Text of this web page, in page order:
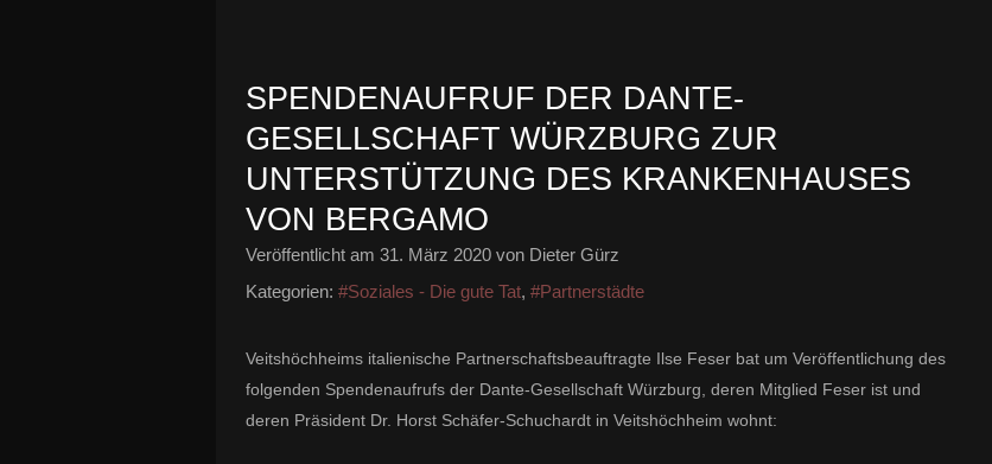
SPENDENAUFRUF DER DANTE-
GESELLSCHAFT WÜRZBURG ZUR
UNTERSTÜTZUNG DES KRANKENHAUSES
VON BERGAMO
Veröffentlicht am 31. März 2020 von Dieter Gürz
Kategorien: #Soziales - Die gute Tat, #Partnerstädte
Veitshöchheims italienische Partnerschaftsbeauftragte Ilse Feser bat um Veröffentlichung des
folgenden Spendenaufrufs der Dante-Gesellschaft Würzburg, deren Mitglied Feser ist und
deren Präsident Dr. Horst Schäfer-Schuchardt in Veitshöchheim wohnt: